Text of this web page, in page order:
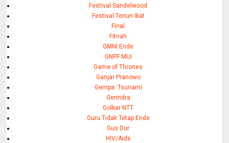
Festival Sandelwood
Festival Tenun Ikat
Final
Fitnah
GMNI Ende
GNPF MUI
Game of Thrones
Ganjar Pranowo
Gempa. Tsunami
Gerindra
Golkar NTT
Guru Tidak Tetap Ende
Gus Dur
HIV/Aids